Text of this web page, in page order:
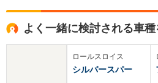
よく一緒に検討される車
ロールスロイス
シルバースパー